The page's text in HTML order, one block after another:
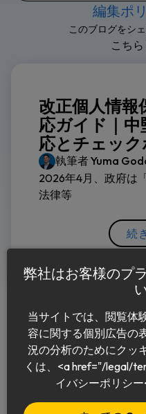
編集ポ
このブログをシ
こち
改正個人情報
応ガイド｜
応とチェック
執筆者Yuma
2026年4月、政府は
法律等
続
弊社はお客様のプ
当サイトでは、閲覧体
容に関する個別広告の
況の分析のためにクッ
くは、<a href="/legal/
イバシーポリシー